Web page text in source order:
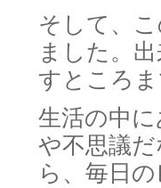
そして、
ました。
すところ
生活の中
や不思議
ら、毎日